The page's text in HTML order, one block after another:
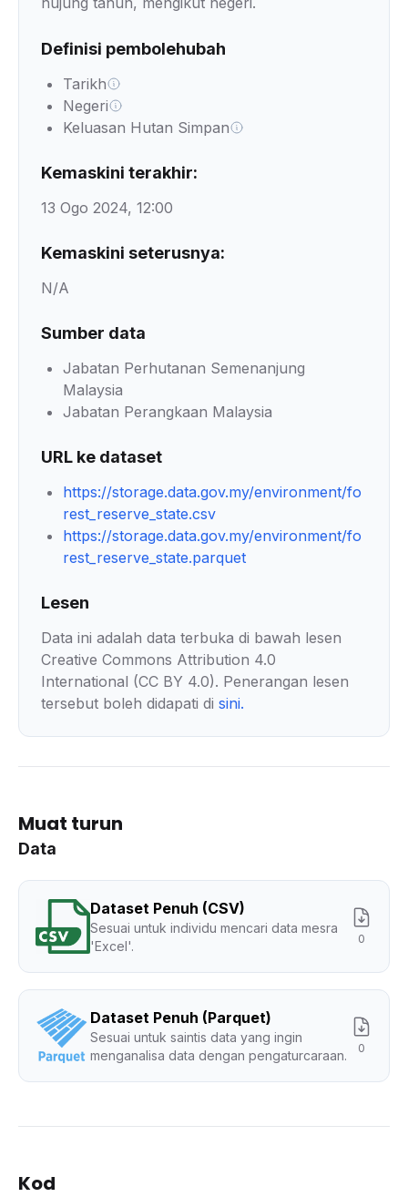
Definisi pembolehubah
Tarikh
Negeri
Keluasan Hutan Simpan
Kemaskini terakhir:
13 Ogo 2024, 12:00
Kemaskini seterusnya:
N/A
Sumber data
Jabatan Perhutanan Semenanjung
Malaysia
Jabatan Perangkaan Malaysia
URL ke dataset
https://storage.data.gov.my/environment/fo
rest_reserve_state.csv
https://storage.data.gov.my/environment/fo
rest_reserve_state.parquet
Lesen
Data ini adalah data terbuka di bawah lesen
Creative Commons Attribution 4.0
International (CC BY 4.0). Penerangan lesen
tersebut boleh didapati di sini.
Muat turun
Data
Dataset Penuh (CSV)
Sesuai untuk individu mencari data mesra
'Excel'.
0
Dataset Penuh (Parquet)
Sesuai untuk saintis data yang ingin
menganalisa data dengan pengaturcaraan.
0
Kod